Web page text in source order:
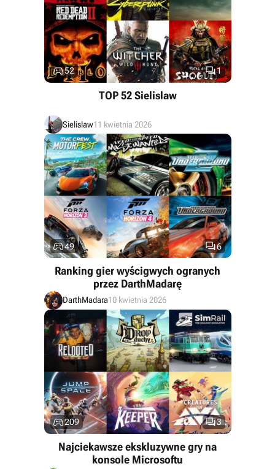
1
52
TOP 52 Sielislaw
Sielislaw11 kwietnia 2026
6
49
Ranking gier wyścigwych ogranych
przez DarthMadarę
DarthMadara10 kwietnia 2026
3
209
Najciekawsze ekskluzywne gry na
konsole Microsoftu